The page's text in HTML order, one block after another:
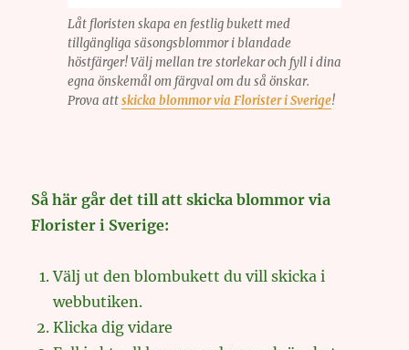
Låt floristen skapa en festlig bukett med
tillgängliga säsongsblommor i blandade
höstfärger! Välj mellan tre storlekar och fyll i dina
egna önskemål om färgval om du så önskar.
Prova attskicka blommor via Florister i Sverige!
Så här går det till att skicka blommor via
Florister i Sverige:
Välj ut den blombukett du vill skicka i
webbutiken.
Klicka dig vidare